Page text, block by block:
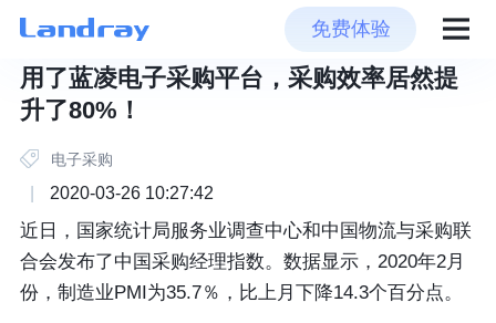
免费体验
用了蓝凌电子采购平台，采购效率居然提
升了80%！
电子采购
2020-03-26 10:27:42
近日，国家统计局服务业调查中心和中国物流与采购联
合会发布了中国采购经理指数。数据显示，2020年2月
份，制造业PMI为35.7％，比上月下降14.3个百分点。